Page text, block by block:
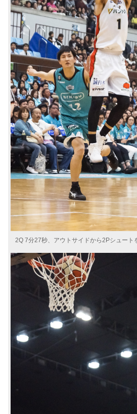
2Q 7分27秒、アウトサイドから2Pシュート